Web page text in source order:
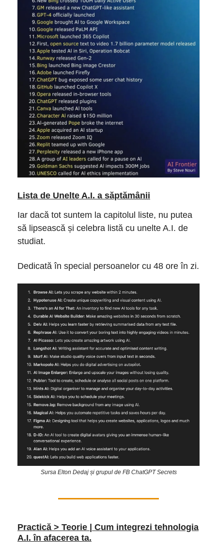
Lista de Unelte A.I. a săptămânii
Iar dacă tot suntem la capitolul liste, nu putea
să lipsească și celebra listă cu unelte A.I. de
studiat.
Dedicată în special persoanelor cu 48 ore în zi.
Sursa Elton Dedaj și grupul de FB ChatGPT Secrets
Practică > Teorie | Cum integrezi tehnologia
A.I. în afacerea ta.